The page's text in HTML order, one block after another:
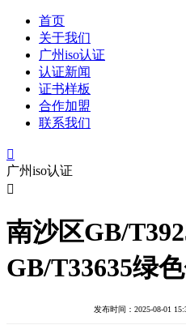
首页
关于我们
广州iso认证
认证新闻
证书样板
合作加盟
联系我们

广州iso认证

南沙区GB/
GB/T33635绿
发布时间：2025-08-01